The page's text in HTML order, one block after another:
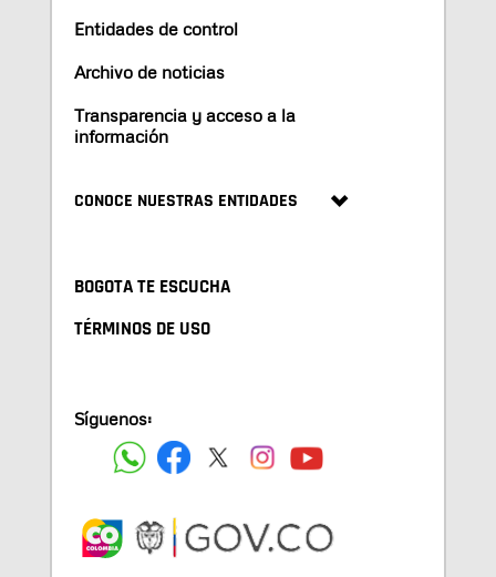
Entidades de control
Archivo de noticias
Transparencia y acceso a la
información
CONOCE NUESTRAS ENTIDADES
BOGOTA TE ESCUCHA
TÉRMINOS DE USO
Síguenos: